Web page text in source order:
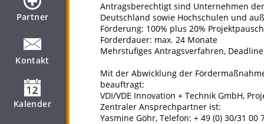
Partner
Kontakt
Kalender
Antragsberechtigt sind Unternehmen
Deutschland sowie Hochschulen und
Förderung: 100% plus 20%
Förderdauer: max. 24 Monate
Mehrstufiges Antragsverfahren,
Mit der Abwicklung der
beauftragt:
VDI/VDE Innovation + Technik GmbH,
Zentraler Ansprechpartner ist:
Yasmine Göhr, Telefon: + 49 (0) 30/31